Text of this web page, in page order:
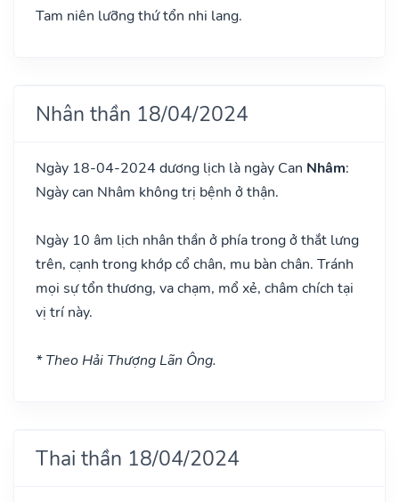
Tam niên lưỡng thứ tổn nhi lang.
Nhân thần 18/04/2024
Ngày 18-04-2024 dương lịch là ngày Can Nhâm:
Ngày can Nhâm không trị bệnh ở thận.
Ngày 10 âm lịch nhân thần ở phía trong ở thắt lưng
trên, cạnh trong khớp cổ chân, mu bàn chân. Tránh
mọi sự tổn thương, va chạm, mổ xẻ, châm chích tại
vị trí này.
* Theo Hải Thượng Lãn Ông.
Thai thần 18/04/2024